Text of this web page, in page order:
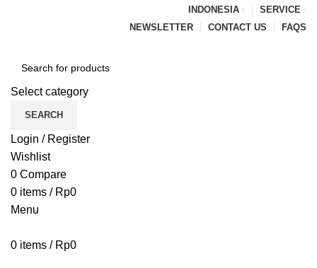
INDONESIA
SERVICE
NEWSLETTER
CONTACT US FAQS
Select category
SEARCH
Login / Register
Wishlist
0 Compare
0 items / Rp0
Menu
0 items / Rp0